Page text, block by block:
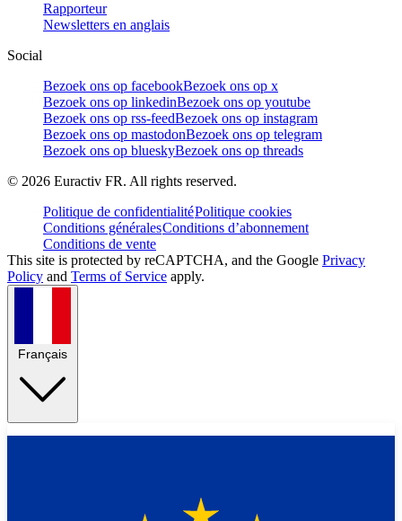
Rapporteur
Newsletters en anglais
Social
Bezoek ons op facebookBezoek ons op x
Bezoek ons op linkedinBezoek ons op youtube
Bezoek ons op rss-feedBezoek ons op instagram
Bezoek ons op mastodonBezoek ons op telegram
Bezoek ons op blueskyBezoek ons op threads
© 2026 Euractiv FR. All rights reserved.
Politique de confidentialitéPolitique cookies
Conditions généralesConditions d’abonnement
Conditions de vente
This site is protected by reCAPTCHA, and the Google Privacy
Policy and Terms of Service apply.
Français